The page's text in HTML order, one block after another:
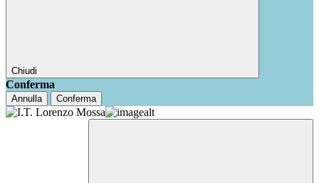
Chiudi
Conferma
Annulla Conferma